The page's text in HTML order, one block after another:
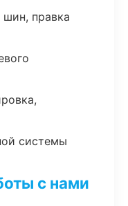
правка
системы
с нами